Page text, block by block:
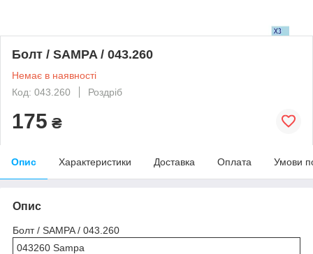
Болт / SAMPA / 043.260
Немає в наявності
Код: 043.260
Роздріб
175 ₴
Опис Характеристики Доставка Оплата Умови
Опис
Болт / SAMPA / 043.260
043260 Sampa